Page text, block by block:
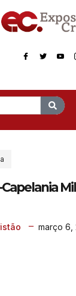
março 6,